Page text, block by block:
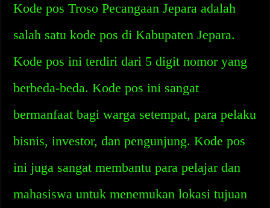
Kode pos Troso Pecangaan Jepara adalah
salah satu kode pos di Kabupaten Jepara.
Kode pos ini terdiri dari 5 digit nomor yang
berbeda-beda. Kode pos ini sangat
bermanfaat bagi warga setempat, para pelaku
bisnis, investor, dan pengunjung. Kode pos
ini juga sangat membantu para pelajar dan
mahasiswa untuk menemukan lokasi tujuan